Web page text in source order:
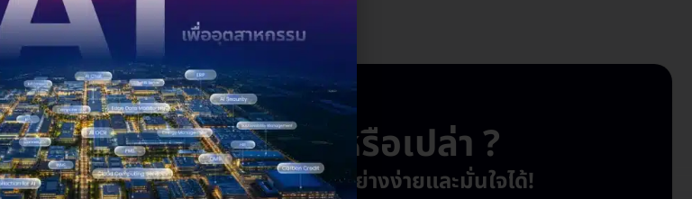
คน... ให้คำปรึกษาอยู่หรือเปล่า ?
ทั้ง IT, OT หรือ AI เราจะทำให้ทุกอย่างง่ายและมั่นใจได้!